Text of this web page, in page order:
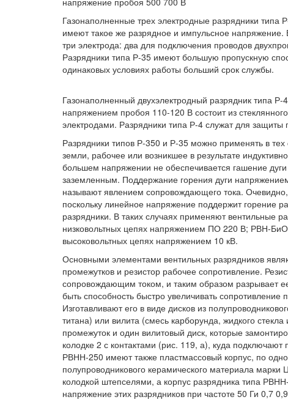
Газонаполненные трех электродные разрядники типа
имеют такое же разрядное и импульсное
три электрода: два для подключения проводов
Разрядники типа Р-35 имеют большую пропускную
одинаковых условиях работы больший срок службы.
Газонаполненный двухэлектродный разрядник типа
напряжением пробоя 110-120 В состоит из
электродами. Разрядники типа Р-4 служат для защиты
Разрядники типов Р-350 и Р-35 можно применять в
земли, рабочее или возникшее в результате
большем напряжении не обеспечивается гашение
заземленным. Поддержание горения дуги
называют явлением сопровождающего тока.
поскольку линейное напряжение поддержит горение
разрядники. В таких случаях применяют
низковольтных цепях напряжением ПО 220 В; РВН-
высоковольтных цепях напряжением 10 кВ.
Основными элементами вентильных разрядников
промежутков и резистор рабочее сопротивление.
сопровождающим током, и таким образом разрывает
быть способность быстро увеличивать
Изготавливают его в виде дисков из
титана) или вилита (смесь карборунда, жидкого
промежуток и один вилитовый диск, которые
колодке 2 с контактами (рис. 119, а), куда
РВНН-250 имеют также пластмассовый корпус, по
полупроводникового керамического материала
колодкой штепселями, а корпус разрядника типа
напряжение этих разрядников при частоте 50 Ги 0,7